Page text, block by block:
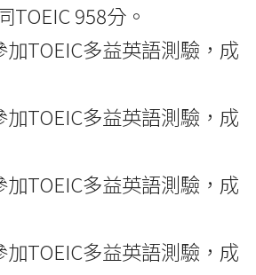
TOEIC 958分。
TOEIC多益英語測驗，成
TOEIC多益英語測驗，成
TOEIC多益英語測驗，成
TOEIC多益英語測驗，成